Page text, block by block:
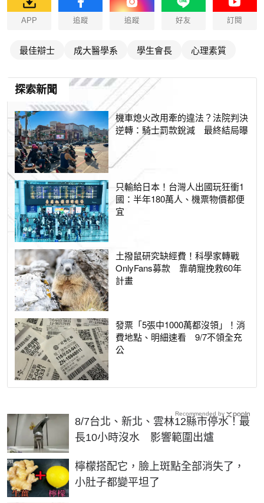
APP 追蹤 追蹤 好友 訂閱
最佳辯士 成大醫學系 學生會長 心理素質
探索新聞
機車熄火改用牽的違法？法院判決
逆轉：騎士罰款銳減 最終結局曝
只輸給日本！台灣人出國玩狂衝1
國：半年180萬人、機票物價都便
宜
土撥鼠研究缺經費！科學家轉戰
OnlyFans募款 靠萌寵挽救60年
計畫
發票「5張中1000萬都沒領」！消
費地點、明細速看 9/7不領全充
公
8/7台北、新北、雲林12縣市停水！最
長10小時沒水 影響範圍出爐
檸檬搭配它，臉上斑點全部消失了，
小肚子都變平坦了
PR
Recommended by